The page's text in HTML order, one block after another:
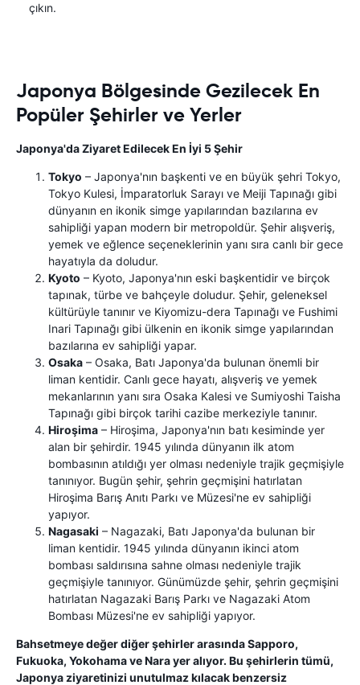
çıkın.
Japonya Bölgesinde Gezilecek En
Popüler Şehirler ve Yerler
Japonya'da Ziyaret Edilecek En İyi 5 Şehir
Tokyo – Japonya'nın başkenti ve en büyük şehri Tokyo,
Tokyo Kulesi, İmparatorluk Sarayı ve Meiji Tapınağı gibi
dünyanın en ikonik simge yapılarından bazılarına ev
sahipliği yapan modern bir metropoldür. Şehir alışveriş,
yemek ve eğlence seçeneklerinin yanı sıra canlı bir gece
hayatıyla da doludur.
Kyoto – Kyoto, Japonya'nın eski başkentidir ve birçok
tapınak, türbe ve bahçeyle doludur. Şehir, geleneksel
kültürüyle tanınır ve Kiyomizu-dera Tapınağı ve Fushimi
Inari Tapınağı gibi ülkenin en ikonik simge yapılarından
bazılarına ev sahipliği yapar.
Osaka – Osaka, Batı Japonya'da bulunan önemli bir
liman kentidir. Canlı gece hayatı, alışveriş ve yemek
mekanlarının yanı sıra Osaka Kalesi ve Sumiyoshi Taisha
Tapınağı gibi birçok tarihi cazibe merkeziyle tanınır.
Hiroşima – Hiroşima, Japonya'nın batı kesiminde yer
alan bir şehirdir. 1945 yılında dünyanın ilk atom
bombasının atıldığı yer olması nedeniyle trajik geçmişiyle
tanınıyor. Bugün şehir, şehrin geçmişini hatırlatan
Hiroşima Barış Anıtı Parkı ve Müzesi'ne ev sahipliği
yapıyor.
Nagasaki – Nagazaki, Batı Japonya'da bulunan bir
liman kentidir. 1945 yılında dünyanın ikinci atom
bombası saldırısına sahne olması nedeniyle trajik
geçmişiyle tanınıyor. Günümüzde şehir, şehrin geçmişini
hatırlatan Nagazaki Barış Parkı ve Nagazaki Atom
Bombası Müzesi'ne ev sahipliği yapıyor.
Bahsetmeye değer diğer şehirler arasında Sapporo,
Fukuoka, Yokohama ve Nara yer alıyor. Bu şehirlerin tümü,
Japonya ziyaretinizi unutulmaz kılacak benzersiz